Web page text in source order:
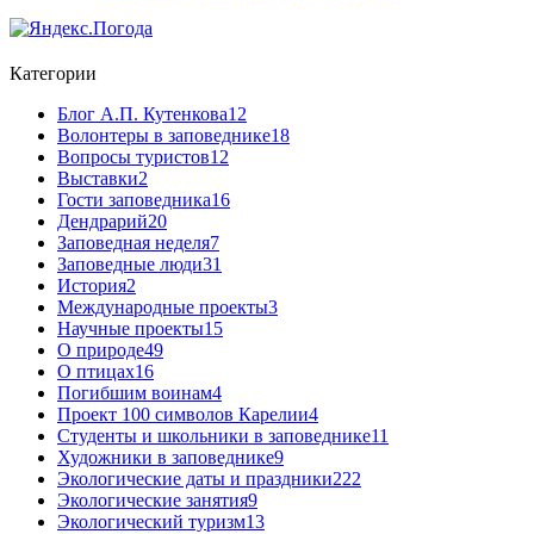
Категории
Блог А.П. Кутенкова12
Волонтеры в заповеднике18
Вопросы туристов12
Выставки2
Гости заповедника16
Дендрарий20
Заповедная неделя7
Заповедные люди31
История2
Международные проекты3
Научные проекты15
О природе49
О птицах16
Погибшим воинам4
Проект 100 символов Карелии4
Студенты и школьники в заповеднике11
Художники в заповеднике9
Экологические даты и праздники222
Экологические занятия9
Экологический туризм13